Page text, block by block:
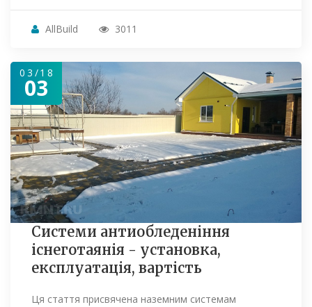
AllBuild 3011
03/18
03
Системи антиобледеніння
існеготаянія - установка,
експлуатація, вартість
Ця стаття присвячена наземним системам